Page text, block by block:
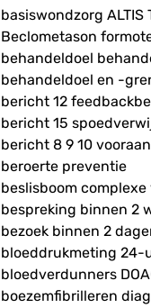
basiswondzorg ALTIS
Beclometason
behandeldoel
behandeldoel en -
bericht 12
bericht 15
bericht 8 9 10
beroerte preventie
beslisboom
bespreking binnen 2
bezoek binnen 2
bloeddrukmeting 24-
bloedverdunners
boezemfibrilleren